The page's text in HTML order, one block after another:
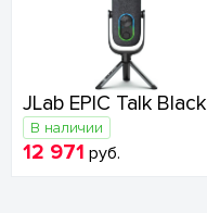
JLab EPIC Talk Black
В наличии
12 971 руб.